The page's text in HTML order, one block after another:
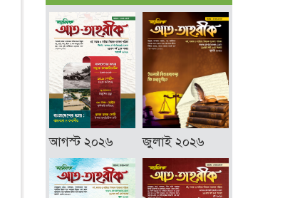
আগস্ট ২০২৬ জুলাই ২০২৬